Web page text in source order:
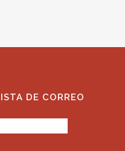
DE CORREO